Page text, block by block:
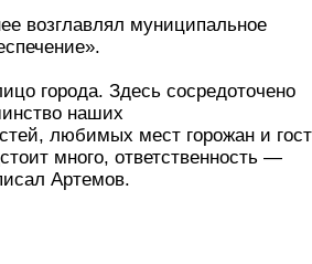
возглавлял муниципальное
города. Здесь сосредоточено
наших
любимых мест горожан и
много, ответственность —
Артемов.